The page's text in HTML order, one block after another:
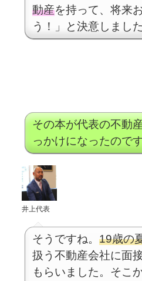
動産を持って、将来
う！」と決意しました
その本が代表の不動
っかけになったので
井上代表
そうですね。 19歳の
扱う不動産会社に面
もらいました。そこ